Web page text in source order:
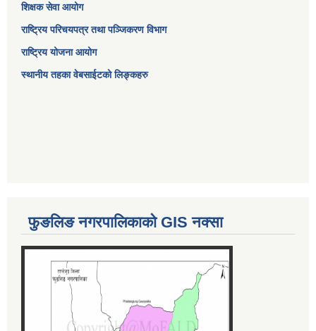
शिक्षक सेवा आयोग
राष्ट्रिय परिचयपत्र तथा पञ्जिकरण विभाग
राष्ट्रिय योजना आयोग
स्थानीय तहका वेबसाईटको लिङ्कहरु
फुङलिङ नगरपालिकाको GIS नक्सा